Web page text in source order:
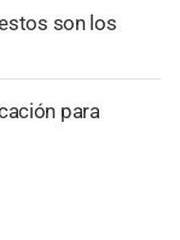
son los
para